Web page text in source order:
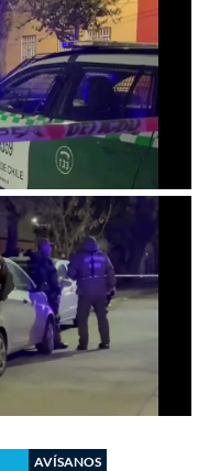
AVÍSANOS